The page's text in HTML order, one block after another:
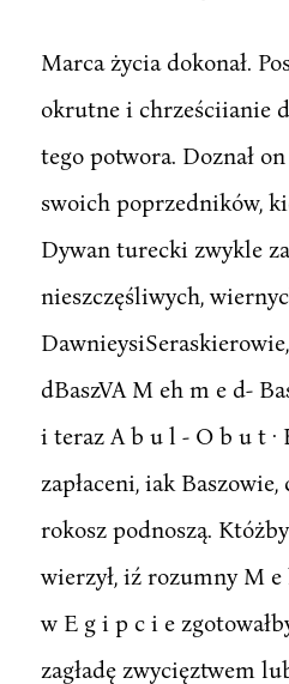
Marca życia dokonał.
okrutne i chrześciianie
tego potwora. Doznał
swoich poprzedników,
Dywan turecki zwykle
nieszczęśliwych,
dBaszVA M eh m e d-
i teraz A b u l - O b u t ·
zapłaceni, iak
rokosz podnoszą.
wierzył, iź rozumny M e
w E g i p c i e
zagładę zwycięztwem